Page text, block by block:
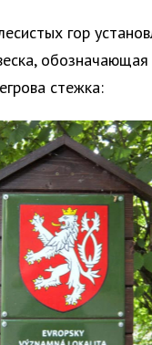
гор
обозначающая
стежка: